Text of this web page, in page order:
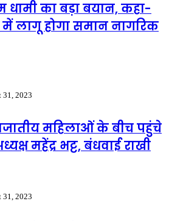
धामी का बड़ा बयान, कहा-
में लागू होगा समान नागरिक
31, 2023
महिलाओं के बीच पहुंचे
महेंद्र भट्ट, बंधवाई राखी
31, 2023